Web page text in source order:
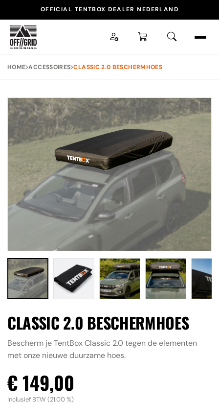
OFFICIAL TENTBOX DEALER NEDERLAND
POPULAIRE ZOEKOPDRACHTEN
TENTBOX LITE XL DAKTENT
DAKDRAGER ACCESSOIRES
SNEL NAAR
Daktenten
ALLE RESULTATEN BEKIJKEN
HOME ACCESSOIRES CLASSIC 2.0 BESCHERMHOES
CLASSIC 2.0 BESCHERMHOES
Bescherm je TentBox Classic 2.0 tegen de elementen
met onze nieuwe duurzame hoes.
€ 149,00
Inclusief BTW (21.00 %)